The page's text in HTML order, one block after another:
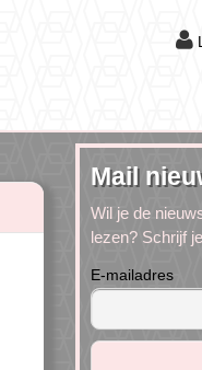
Mail
Wil je de
lezen? Schrijf
E-mailadres